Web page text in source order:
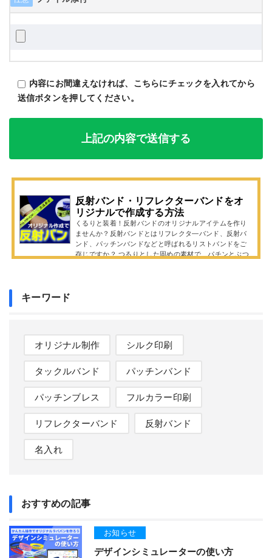
内容にお間違えなければ、こちらにチェックを入れてから
送信ボタンを押してください。
反射バンド・リフレクターバンドをオ
リジナルで作成する方法
くるりと装着！反射バンドのオリジナルアイテムを作り
ませんか？反射バンドとはリフレクタ―バンド、反射バ
ンド、パッチンバンドなどと呼ばれるリストバンドをご
存じですか？ つるりとした固めの素材で、パチンとぶつ
キーワード
オリジナル制作 シルク印刷
タックルバンド パッチンバンド
パッチンブレス フルカラー印刷
リフレクターバンド 反射バンド
名入れ
おすすめの記事
お知らせ
デザインシミュレーターの使い方